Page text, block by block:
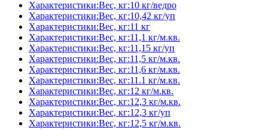
Характеристики:Вес, кг:10 кг/ведро
Характеристики:Вес, кг:10,42 кг/уп
Характеристики:Вес, кг:11 кг
Характеристики:Вес, кг:11,1 кг/м.кв.
Характеристики:Вес, кг:11,15 кг/уп
Характеристики:Вес, кг:11,5 кг/м.кв.
Характеристики:Вес, кг:11,6 кг/м.кв.
Характеристики:Вес, кг:11.1 кг/м.кв.
Характеристики:Вес, кг:12 кг/м.кв.
Характеристики:Вес, кг:12,3 кг/м.кв.
Характеристики:Вес, кг:12,3 кг/уп
Характеристики:Вес, кг:12,5 кг/м.кв.